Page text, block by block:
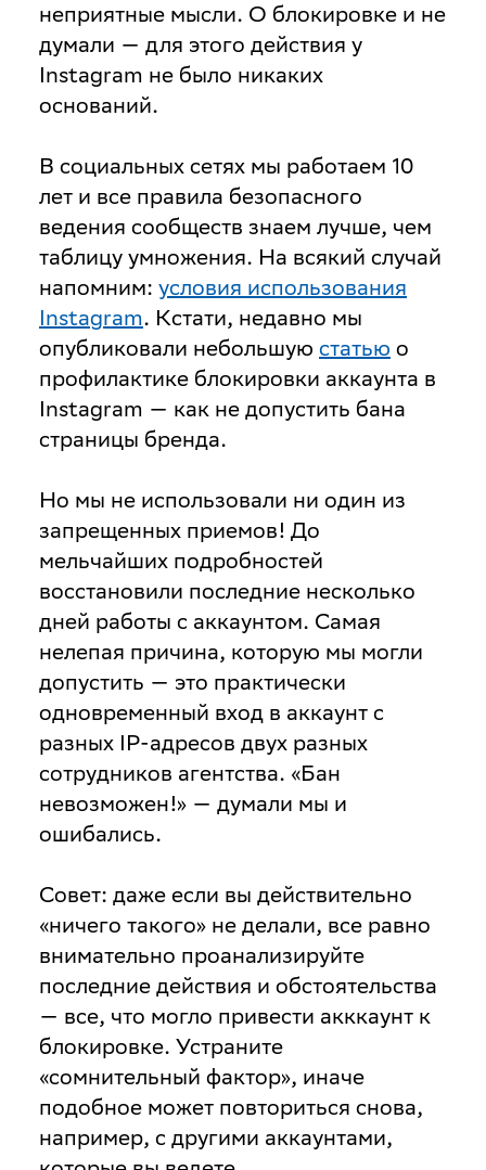
неприятные мысли. О блокировке и не
думали — для этого действия у
Instagram не было никаких
оснований.
В социальных сетях мы работаем 10
лет и все правила безопасного
ведения сообществ знаем лучше, чем
таблицу умножения. На всякий случай
напомним: условия использования
Instagram. Кстати, недавно мы
опубликовали небольшую статью о
профилактике блокировки аккаунта в
Instagram — как не допустить бана
страницы бренда.
Но мы не использовали ни один из
запрещенных приемов! До
мельчайших подробностей
восстановили последние несколько
дней работы с аккаунтом. Самая
нелепая причина, которую мы могли
допустить — это практически
одновременный вход в аккаунт с
разных IP-адресов двух разных
сотрудников агентства. «Бан
невозможен!» — думали мы и
ошибались.
Совет: даже если вы действительно
«ничего такого» не делали, все равно
внимательно проанализируйте
последние действия и обстоятельства
— все, что могло привести акккаунт к
блокировке. Устраните
«сомнительный фактор», иначе
подобное может повториться снова,
например, с другими аккаунтами,